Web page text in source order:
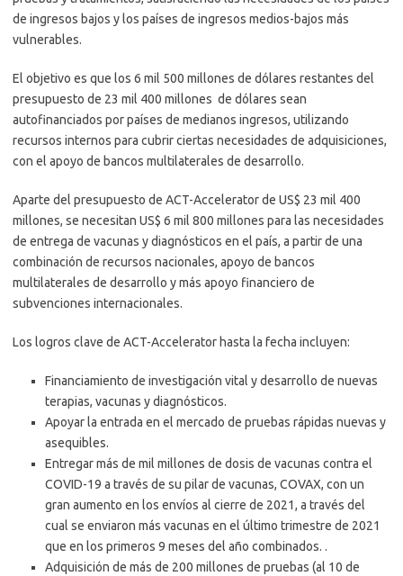
de ingresos bajos y los países de ingresos medios-bajos más
vulnerables.
El objetivo es que los 6 mil 500 millones de dólares restantes del
presupuesto de 23 mil 400 millones de dólares sean
autofinanciados por países de medianos ingresos, utilizando
recursos internos para cubrir ciertas necesidades de adquisiciones,
con el apoyo de bancos multilaterales de desarrollo.
Aparte del presupuesto de ACT-Accelerator de US$ 23 mil 400
millones, se necesitan US$ 6 mil 800 millones para las necesidades
de entrega de vacunas y diagnósticos en el país, a partir de una
combinación de recursos nacionales, apoyo de bancos
multilaterales de desarrollo y más apoyo financiero de
subvenciones internacionales.
Los logros clave de ACT-Accelerator hasta la fecha incluyen:
Financiamiento de investigación vital y desarrollo de nuevas
terapias, vacunas y diagnósticos.
Apoyar la entrada en el mercado de pruebas rápidas nuevas y
asequibles.
Entregar más de mil millones de dosis de vacunas contra el
COVID-19 a través de su pilar de vacunas, COVAX, con un
gran aumento en los envíos al cierre de 2021, a través del
cual se enviaron más vacunas en el último trimestre de 2021
que en los primeros 9 meses del año combinados. .
Adquisición de más de 200 millones de pruebas (al 10 de